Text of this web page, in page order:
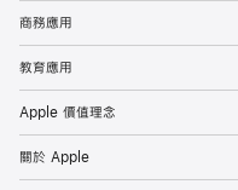
商務應用
教育應用
Apple 價值理念
關於 Apple